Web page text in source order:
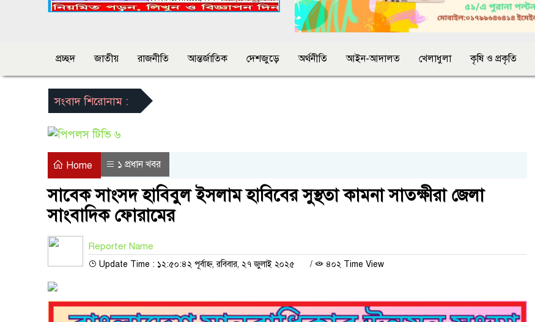
প্রচ্ছদ জাতীয় রাজনীতি আন্তর্জাতিক দেশজুড়ে অর্থনীতি আইন-আদালত খেলাধুলা কৃষি ও প্রকৃতি
সংবাদ শিরোনাম :
Home ১ প্রধান খবর
সাবেক সাংসদ হাবিবুল ইসলাম হাবিবের সুস্থতা কামনা সাতক্ষীরা জেলা
সাংবাদিক ফোরামের
Reporter Name
Update Time : ১২:৫০:৪২ পূর্বাহ্ন, রবিবার, ২৭ জুলাই ২০২৫ / ৪০২ Time View